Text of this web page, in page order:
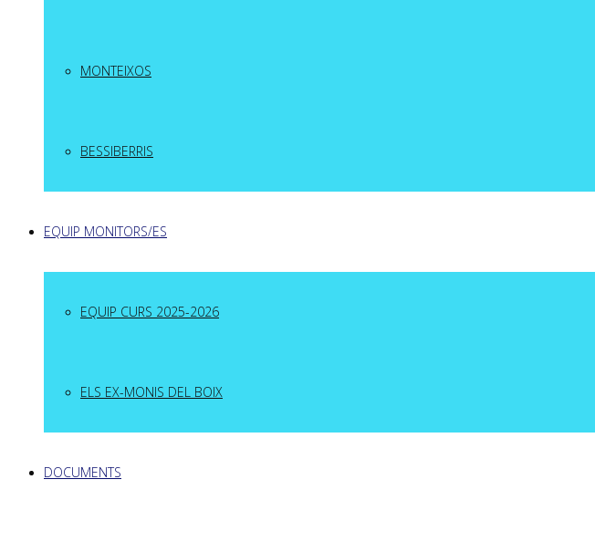
MONTEIXOS
BESSIBERRIS
EQUIP MONITORS/ES
EQUIP CURS 2025-2026
ELS EX-MONIS DEL BOIX
DOCUMENTS